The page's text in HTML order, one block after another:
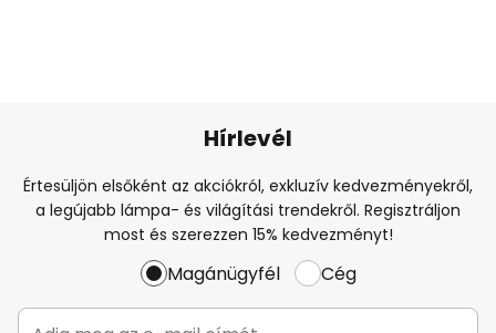
Hírlevél
Értesüljön elsőként az akciókról, exkluzív kedvezményekről,
a legújabb lámpa- és világítási trendekről. Regisztráljon
most és szerezzen 15% kedvezményt!
Magánügyfél Cég